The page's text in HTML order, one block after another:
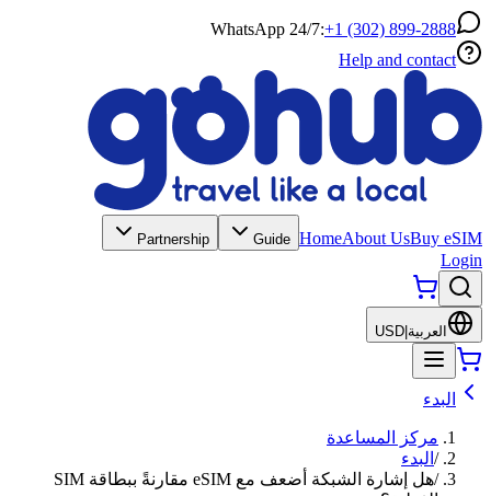
WhatsApp 24/7:+1 (302) 899-2888
Help and contact
HomeAbout UsBuy eSIM
Guide
Partnership
Login
العربية USD
البدء
مركز المساعدة
/ البدء
/
هل إشارة الشبكة أضعف مع eSIM مقارنةً ببطاقة SIM